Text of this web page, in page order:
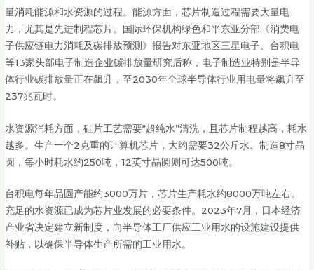
量消耗能源和水资源的过程。能源方面，芯片制造过程需要大量电
力，尤其是先进制程芯片。国际环保机构绿色和平东亚分部《消费电
子供应链电力消耗及碳排放预测》报告对东亚地区三星电子、台积电
等13家头部电子制造企业碳排放量研究后称，电子制造业特别是半导
体行业碳排放量正在飙升，至2030年全球半导体行业用电量将飙升至
237兆瓦时。
水资源消耗方面，硅片工艺需要“超纯水”清洗，且芯片制程越高，耗水
越多。生产一个2克重的计算机芯片，大约需要32公斤水。制造8寸晶
圆，每小时耗水约250吨，12英寸晶圆则可达500吨。
台积电每年晶圆产能约3000万片，芯片生产耗水约8000万吨左右。
充足的水资源已成为芯片业发展的必要条件。2023年7月，日本经济
产业省决定建立新制度，向半导体工厂供应工业用水的设施建设提供
补贴，以确保半导体生产所需的工业用水。